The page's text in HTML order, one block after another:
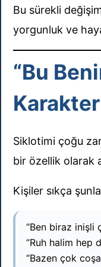
Bu sürekli
yorgunluk ve
“Bu
Siklotimi çoğu
bir özellik olarak
Kişiler sıkça
“Ben biraz inişli
“Ruh halim hep
“Bazen çok